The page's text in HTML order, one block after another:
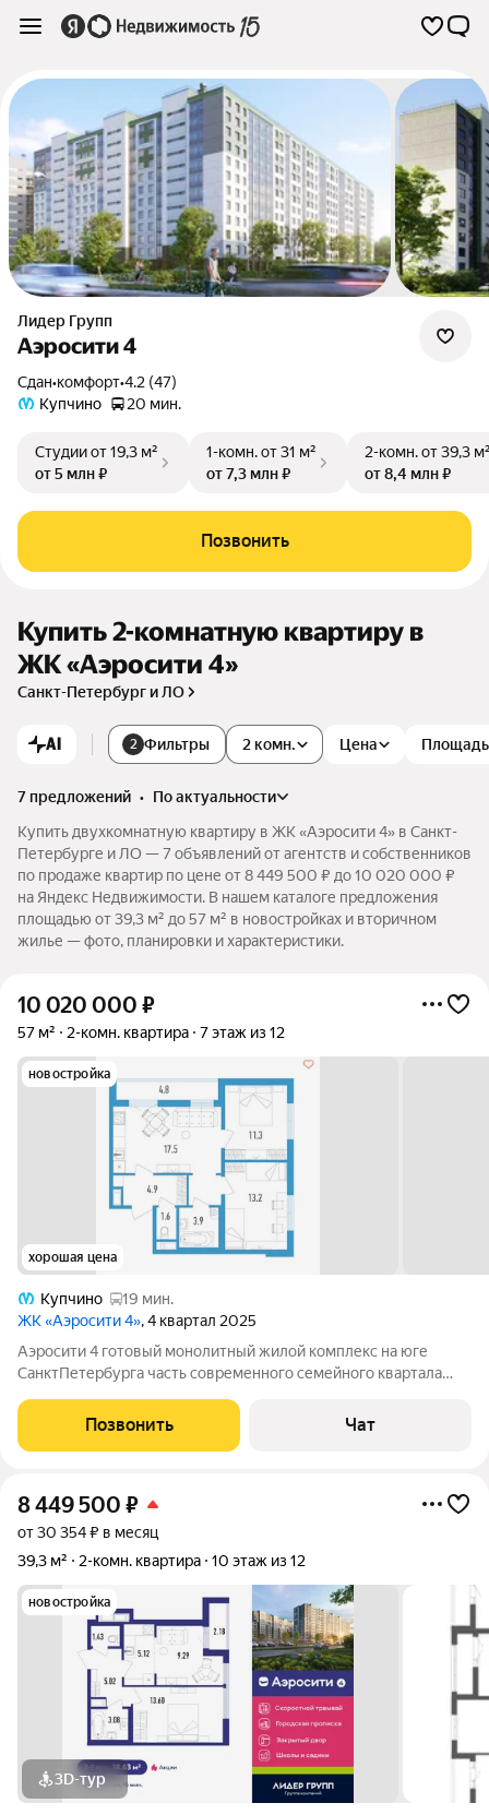
Лидер Групп
Аэросити 4
Сдан•комфорт•4.2 (47)
Купчино
20 мин.
Студииот 19,3 м²
от 5 млн ₽
1-комн.от 31 м²
от 7,3 млн ₽
2-комн.от 39,3
от 8,4 млн ₽
Позвонить
Купить 2-комнатную квартиру в
ЖК «Аэросити 4»
Санкт-Петербург и ЛО
AI 2 Фильтры 2 комн. Цена Площадь
7 предложений •
по актуальности
Купить двухкомнатную квартиру в ЖК «Аэросити 4» в Санкт-
Петербурге и ЛО — 7 объявлений от агентств и собственников
по продаже квартир по цене от 8 449 500 ₽ до 10 020 000 ₽
на Яндекс Недвижимости. В нашем каталоге предложения
площадью от 39,3 м² до 57 м² в новостройках и вторичном
жилье — фото, планировки и характеристики.
10 020 000 ₽
57 м² 2-комн. квартира 7 этаж из 12
новостройка
хорошая цена
Купчино
19 мин.
ЖК «Аэросити 4», 4 квартал 2025
Аэросити 4 готовый монолитный жилой комплекс на юге
СанктПетербурга часть современного семейного квартала
где жилые дома возводятся одновременно со школами,
детскими садами и
Позвонить Чат
8 449 500 ₽
от 30 354 ₽ в месяц
39,3 м²
2-комн. квартира 10 этаж из 12
новостройка
3D-тур